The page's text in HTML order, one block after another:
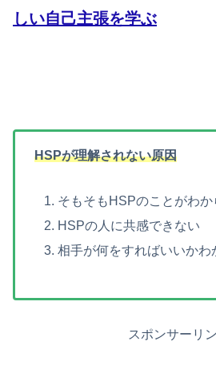
しい自己主張を学ぶ
HSPが理解されない原因
そもそもHSPのことがわか
HSPの人に共感できない
相手が何をすればいいかわ
スポンサーリ